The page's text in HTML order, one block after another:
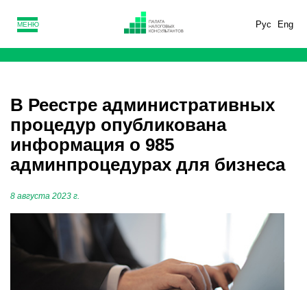
Рус Eng
МЕНЮ
В Реестре административных
процедур опубликована
информация о 985
админпроцедурах для бизнеса
8 августа 2023 г.